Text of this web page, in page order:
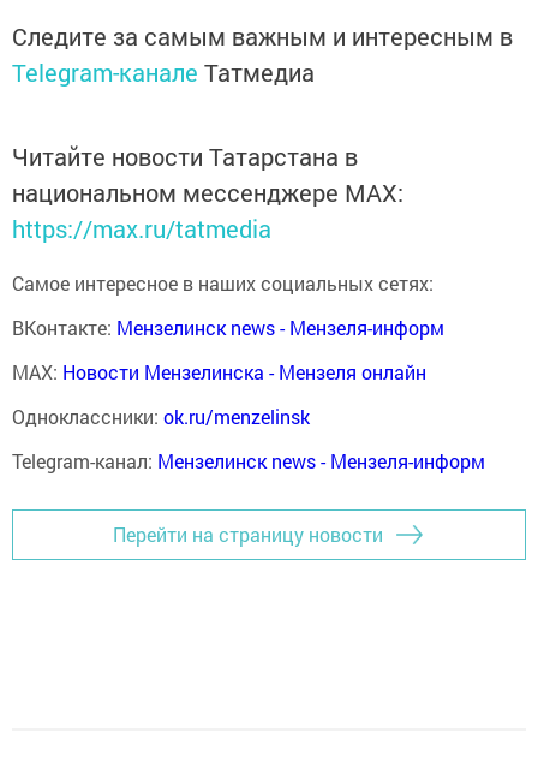
Следите за самым важным и интересным в
Telegram-канале Татмедиа
Читайте новости Татарстана в
национальном мессенджере MАХ:
https://max.ru/tatmedia
Самое интересное в наших социальных сетях:
ВКонтакте: Мензелинск news - Мензеля-информ
MAX: Новости Мензелинска - Мензеля онлайн
Одноклассники: ok.ru/menzelinsk
Telegram-канал: Мензелинск news - Мензеля-информ
Перейти на страницу новости